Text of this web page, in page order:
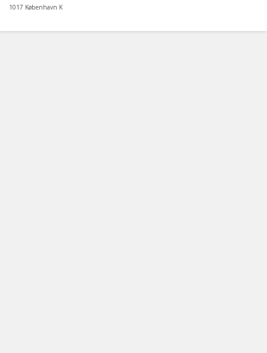
1017 København K